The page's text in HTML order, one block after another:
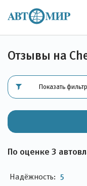
Отзывы на
Показать фильтр
По оценке 3
Надёжность: 5